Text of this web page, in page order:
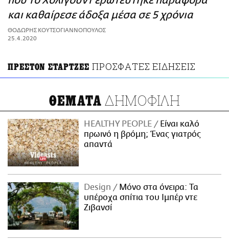
ΑΜΠΑ
PRINT
και καθαίρεσε άδοξα μέσα σε 5 χρόνια
ΘΟΔΩΡΗΣ ΚΟΥΤΣΟΓΙΑΝΝΟΠΟΥΛΟΣ
25.4.2020
ΠΡΕΣΤΟΝ ΣΤΑΡΤΖΕΣ ΠΡΟΣΦΑΤΕΣ ΕΙΔΗΣΕΙΣ
ΘΕΜΑΤΑ ΔΗΜΟΦΙΛΗ
HEALTHY PEOPLE
Είναι καλό
πρωινό η βρόμη; Ένας γιατρός
απαντά
Design
Μόνο στα όνειρα: Τα
υπέροχα σπίτια του Ιμπέρ ντε
Ζιβανσί